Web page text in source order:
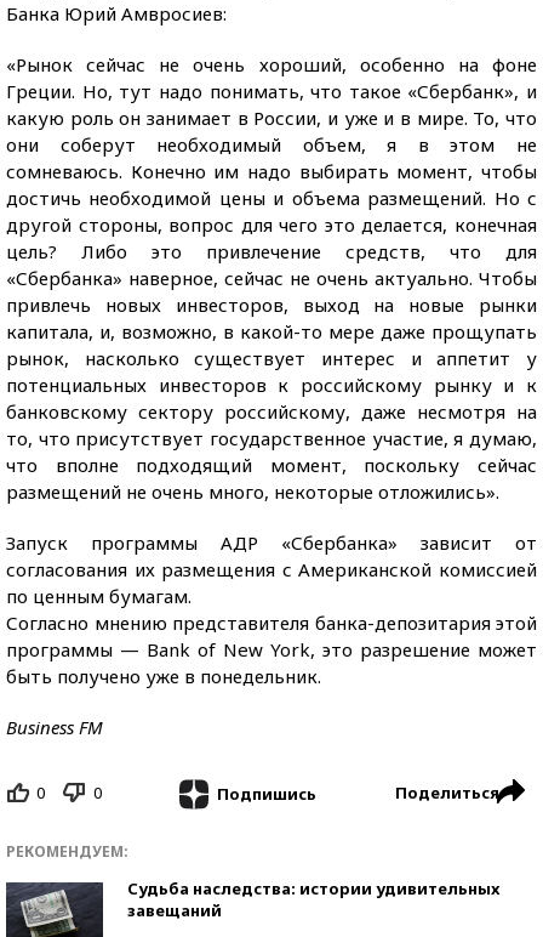
Банка Юрий Амвросиев:
«Рынок сейчас не очень хороший, особенно на фоне
Греции. Но, тут надо понимать, что такое «Сбербанк», и
какую роль он занимает в России, и уже и в мире. То, что
они соберут необходимый объем, я в этом не
сомневаюсь. Конечно им надо выбирать момент, чтобы
достичь необходимой цены и объема размещений. Но с
другой стороны, вопрос для чего это делается, конечная
цель? Либо это привлечение средств, что для
«Сбербанка» наверное, сейчас не очень актуально. Чтобы
привлечь новых инвесторов, выход на новые рынки
капитала, и, возможно, в какой-то мере даже прощупать
рынок, насколько существует интерес и аппетит у
потенциальных инвесторов к российскому рынку и к
банковскому сектору российскому, даже несмотря на
то, что присутствует государственное участие, я думаю,
что вполне подходящий момент, поскольку сейчас
размещений не очень много, некоторые отложились».
Запуск программы АДР «Сбербанка» зависит от
согласования их размещения с Американской комиссией
по ценным бумагам.
Согласно мнению представителя банка-депозитария этой
программы — Bank of New York, это разрешение может
быть получено уже в понедельник.
Business FM
0 0 Подпишись Поделиться
РЕКОМЕНДУЕМ:
Судьба наследства: истории удивительных
завещаний